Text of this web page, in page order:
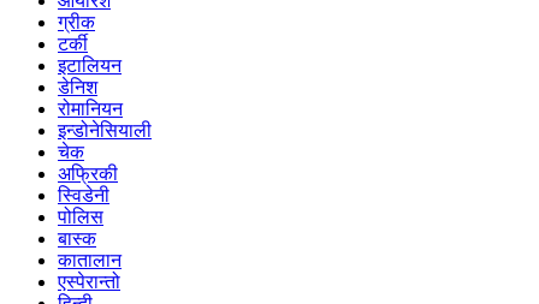
ग्रीक
टर्की
इटालियन
डेनिश
रोमानियन
इन्डोनेसियाली
चेक
अफ्रिकी
स्विडेनी
पोलिस
बास्क
कातालान
एस्पेरान्तो